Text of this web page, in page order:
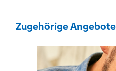
Zugehörige Angebote